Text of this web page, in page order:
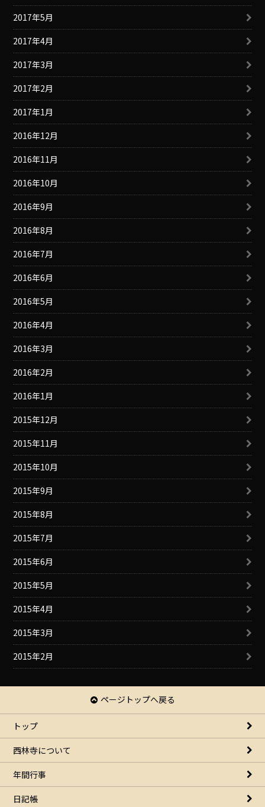
2017年5月
2017年4月
2017年3月
2017年2月
2017年1月
2016年12月
2016年11月
2016年10月
2016年9月
2016年8月
2016年7月
2016年6月
2016年5月
2016年4月
2016年3月
2016年2月
2016年1月
2015年12月
2015年11月
2015年10月
2015年9月
2015年8月
2015年7月
2015年6月
2015年5月
2015年4月
2015年3月
2015年2月
ページトップへ戻る
トップ
西林寺について
年間行事
日記帳